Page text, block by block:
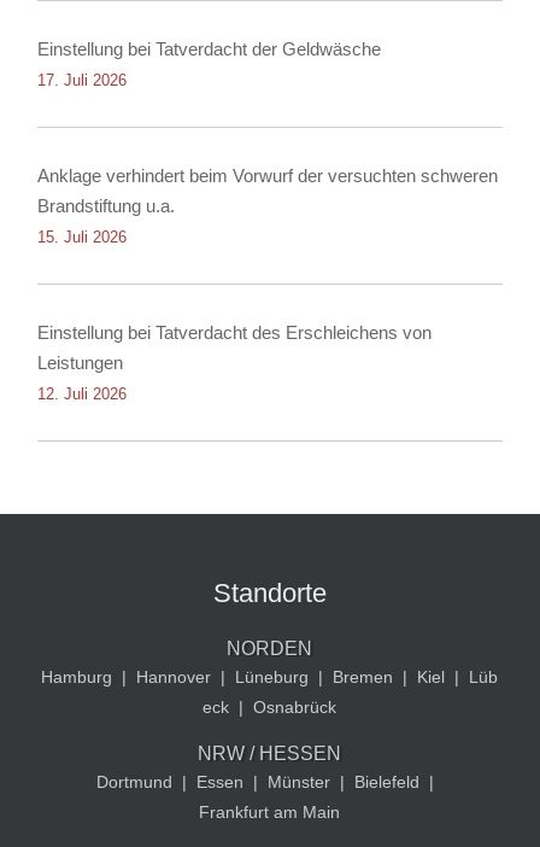
Einstellung bei Tatverdacht der Geldwäsche
17. Juli 2026
Anklage verhindert beim Vorwurf der versuchten schweren
Brandstiftung u.a.
15. Juli 2026
Einstellung bei Tatverdacht des Erschleichens von
Leistungen
12. Juli 2026
Standorte
NORDEN
Hamburg | Hannover | Lüneburg | Bremen | Kiel |
Lüb
eck | Osnabrück
NRW / HESSEN
Dortmund | Essen | Münster | Bielefeld
|
Frankfurt am Main